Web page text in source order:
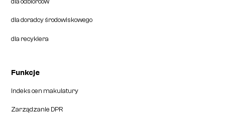
dla doradcy środowiskowego
dla recyklera
Funkcje
Indeks cen makulatury
Zarządzanie DPR